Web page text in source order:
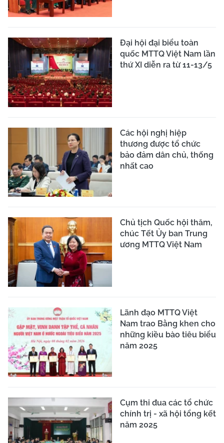
Đại hội đại biểu toàn
quốc MTTQ Việt Nam lần
thứ XI diễn ra từ 11-13/5
Các hội nghị hiệp
thương được tổ chức
bảo đảm dân chủ, thống
nhất cao
Chủ tịch Quốc hội thăm,
chúc Tết Ủy ban Trung
ương MTTQ Việt Nam
Lãnh đạo MTTQ Việt
Nam trao Bằng khen cho
những kiều bào tiêu biểu
năm 2025
Cụm thi đua các tổ chức
chính trị - xã hội tổng kết
năm 2025